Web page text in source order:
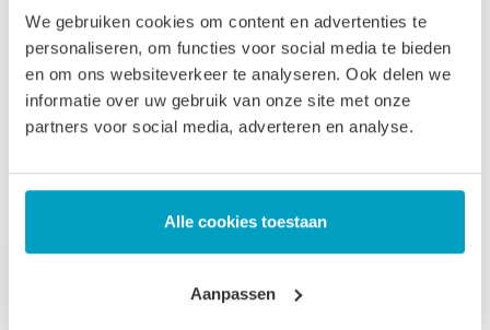
We gebruiken cookies om content en advertenties te
personaliseren, om functies voor social media te bieden
en om ons websiteverkeer te analyseren. Ook delen we
informatie over uw gebruik van onze site met onze
partners voor social media, adverteren en analyse.
Alle cookies toestaan
Aanpassen
direct leverbaar, de productie kost 3-4 weken tijd. Voor onze
voorwaarden betreft maatwerk matrassen verwijzen wij u
naar onzealgemene voorwaarden.
Prijs is inclusief wettelijke verwijderingsbijdrage
Gerelateerde producten